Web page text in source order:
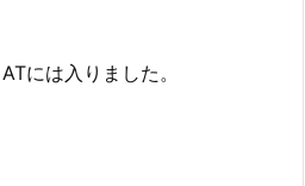
には入りました。